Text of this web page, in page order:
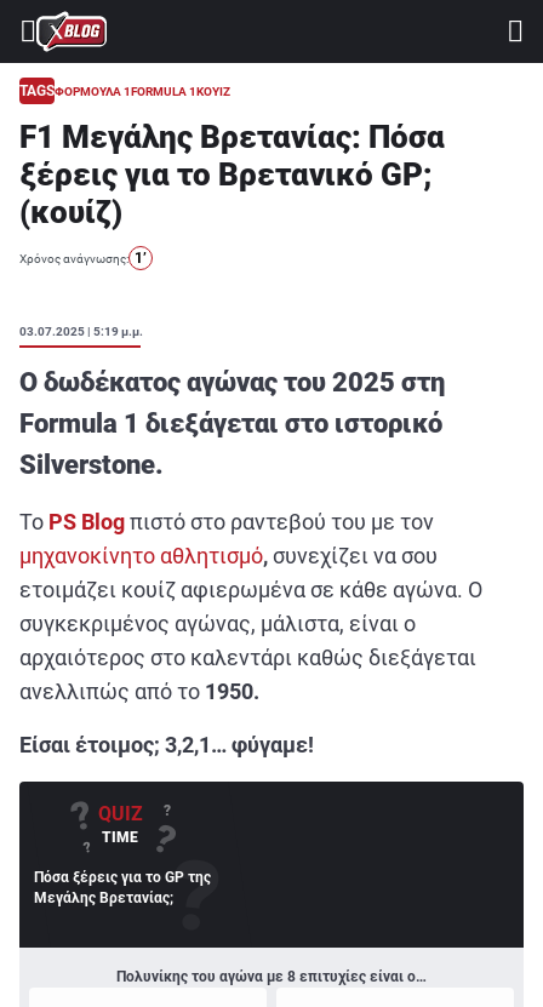
⚽ ΜΟΥΝΤΙΑΛ 2026
ΣΤΟΙΧΗΜΑ
CASINO
ΠΡΟΓΝΩΣΤΙΚΑ ΤIPSTERS
ΠΡΟΓΝΩΣΤΙΚΑ ΚΑΤΗΓΟΡΙΕΣ
ΔΙΑΓΩΝΙΣΜΟΙ
TSILI LEAGUE
RETRO
BLOGS
ΑΘΛΗΤΙΚΑ
ΣΥΝΕΝΤΕΥΞΕΙΣ
ΑΘΛΗΤΙΚΕΣ ΜΕΤΑΔΟΣΕΙΣ
TAGSΦΟΡΜΟΥΛΑ 1FORMULA 1ΚΟΥΙΖ
F1 Μεγάλης Βρετανίας: Πόσα
ξέρεις για το Βρετανικό GP;
(κουίζ)
Χρόνος ανάγνωσης: 1’
03.07.2025 | 5:19 μ.μ.
Ο δωδέκατος αγώνας του 2025 στη
Formula 1 διεξάγεται στο ιστορικό
Silverstone.
To PS Blogπιστό στο ραντεβού του με τον
μηχανοκίνητο αθλητισμό,συνεχίζει να σου
ετοιμάζει κουίζ αφιερωμένα σε κάθε αγώνα. Ο
συγκεκριμένος αγώνας, μάλιστα, είναι ο
αρχαιότερος στο καλεντάρι καθώς διεξάγεται
ανελλιπώς από το 1950.
Είσαι έτοιμος; 3,2,1… φύγαμε!
QUIZ
TIME ?
?
?
?
Πόσα ξέρεις για το GP της
Μεγάλης Βρετανίας;
Πολυνίκης του αγώνα με 8 επιτυχίες είναι ο…